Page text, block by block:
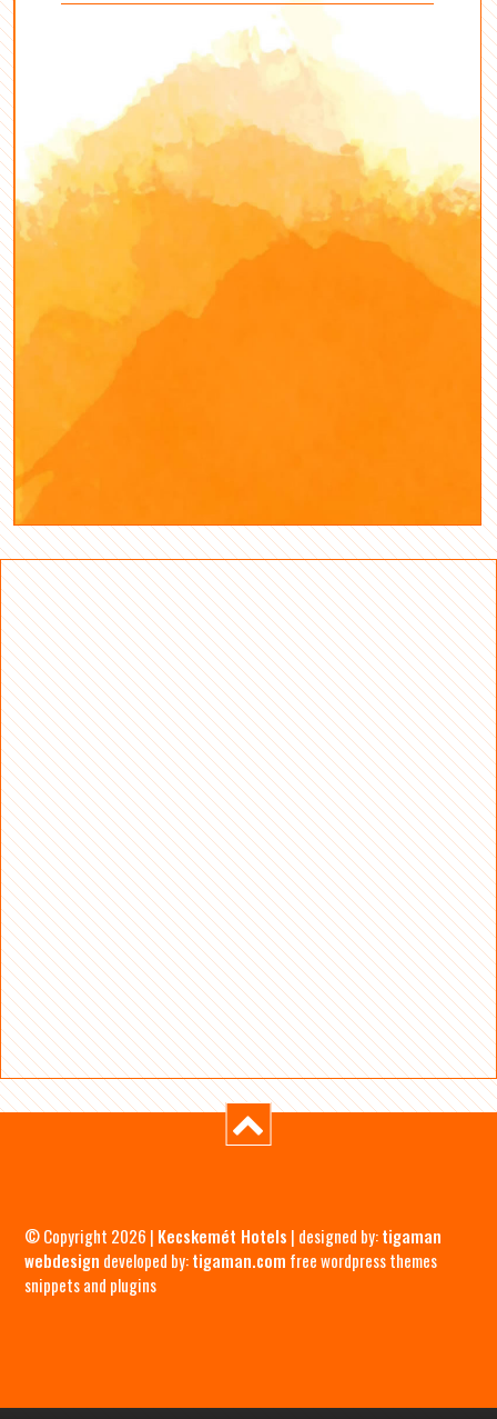
© Copyright 2026 | Kecskemét Hotels | designed by:tigaman
webdesign developed by:tigaman.com free wordpress themes
snippets and plugins